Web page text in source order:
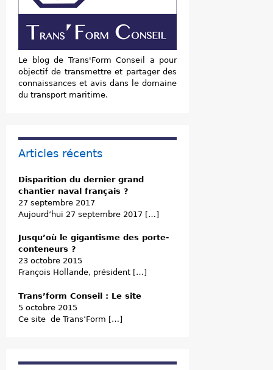
Le blog de Trans'Form Conseil a pour
objectif de transmettre et partager des
connaissances et avis dans le domaine
du transport maritime.
Articles récents
Disparition du dernier grand
chantier naval français ?
27 septembre 2017
Aujourd’hui 27 septembre 2017 […]
Jusqu’où le gigantisme des porte-
conteneurs ?
23 octobre 2015
François Hollande, président […]
Trans’form Conseil : Le site
5 octobre 2015
Ce site de Trans’Form […]